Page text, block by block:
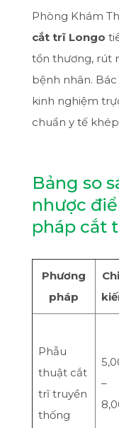
Phòng Khám
cắt trĩ Longo
tổn thương, rút
bệnh nhân.
kinh nghiệm
chuẩn y tế
Bảng so
nhược
pháp cắt
Phương
pháp
Phẫu
thuật cắt
trĩ truyền
thống
–